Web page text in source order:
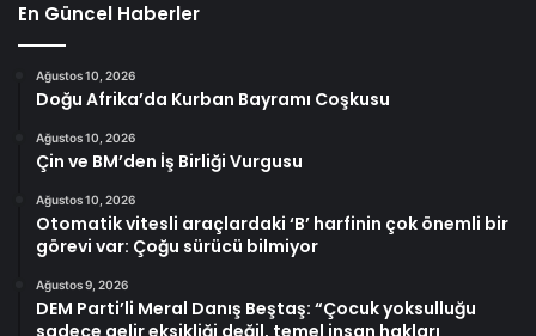
En Güncel Haberler
Ağustos 10, 2026
Doğu Afrika’da Kurban Bayramı Coşkusu
Ağustos 10, 2026
Çin ve BM’den İş Birliği Vurgusu
Ağustos 10, 2026
Otomatik vitesli araçlardaki ‘B’ harfinin çok önemli bir
görevi var: Çoğu sürücü bilmiyor
Ağustos 9, 2026
DEM Parti’li Meral Danış Beştaş: “Çocuk yoksulluğu